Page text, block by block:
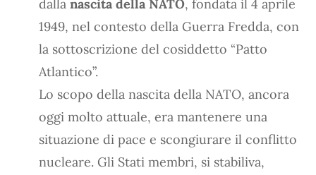
dalla nascita della NATO, fondata il 4 aprile
1949, nel contesto della Guerra Fredda, con
la sottoscrizione del cosiddetto “Patto
Atlantico”.
Lo scopo della nascita della NATO, ancora
oggi molto attuale, era mantenere una
situazione di pace e scongiurare il conflitto
nucleare. Gli Stati membri, si stabiliva,